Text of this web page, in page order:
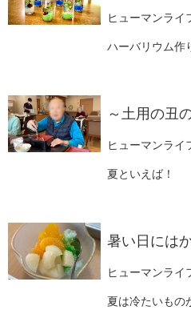
ヒューマンライ
ハーバリウム作
～土用の丑
ヒューマンライ
夏といえば！
暑い日には
ヒューマンライ
夏は冷たいもの